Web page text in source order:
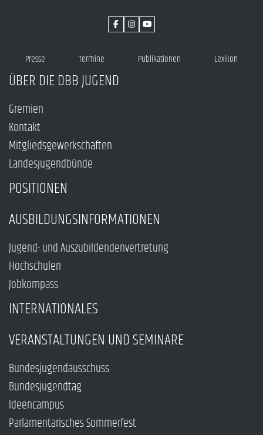
Presse Termine Publikationen Lexikon
ÜBER DIE DBB JUGEND
Gremien
Kontakt
Mitgliedsgewerkschaften
Landesjugendbünde
POSITIONEN
AUSBILDUNGSINFORMATIONEN
Jugend- und Auszubildendenvertretung
Hochschulen
Jobkompass
INTERNATIONALES
VERANSTALTUNGEN UND SEMINARE
Bundesjugendausschuss
Bundesjugendtag
Ideencampus
Parlamentarisches Sommerfest